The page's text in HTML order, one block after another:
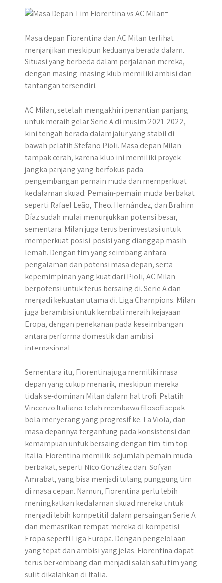
Masa depan Fiorentina dan AC Milan terlihat
menjanjikan meskipun keduanya berada dalam.
Situasi yang berbeda dalam perjalanan mereka,
dengan masing-masing klub memiliki ambisi dan
tantangan tersendiri.
AC Milan, setelah mengakhiri penantian panjang
untuk meraih gelar Serie A di musim 2021-2022,
kini tengah berada dalam jalur yang stabil di
bawah pelatih Stefano Pioli. Masa depan Milan
tampak cerah, karena klub ini memiliki proyek
jangka panjang yang berfokus pada
pengembangan pemain muda dan memperkuat
kedalaman skuad. Pemain-pemain muda berbakat
seperti Rafael Leão, Theo. Hernández, dan Brahim
Díaz sudah mulai menunjukkan potensi besar,
sementara. Milan juga terus berinvestasi untuk
memperkuat posisi-posisi yang dianggap masih
lemah. Dengan tim yang seimbang antara
pengalaman dan potensi masa depan, serta
kepemimpinan yang kuat dari Pioli, AC Milan
berpotensi untuk terus bersaing di. Serie A dan
menjadi kekuatan utama di. Liga Champions. Milan
juga berambisi untuk kembali meraih kejayaan
Eropa, dengan penekanan pada keseimbangan
antara performa domestik dan ambisi
internasional.
Sementara itu, Fiorentina juga memiliki masa
depan yang cukup menarik, meskipun mereka
tidak se-dominan Milan dalam hal trofi. Pelatih
Vincenzo Italiano telah membawa filosofi sepak
bola menyerang yang progresif ke. La Viola, dan
masa depannya tergantung pada konsistensi dan
kemampuan untuk bersaing dengan tim-tim top
Italia. Fiorentina memiliki sejumlah pemain muda
berbakat, seperti Nico González dan. Sofyan
Amrabat, yang bisa menjadi tulang punggung tim
di masa depan. Namun, Fiorentina perlu lebih
meningkatkan kedalaman skuad mereka untuk
menjadi lebih kompetitif dalam persaingan Serie A
dan memastikan tempat mereka di kompetisi
Eropa seperti Liga Europa. Dengan pengelolaan
yang tepat dan ambisi yang jelas. Fiorentina dapat
terus berkembang dan menjadi salah satu tim yang
sulit dikalahkan di Italia.